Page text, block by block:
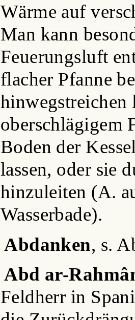
Wärme auf
Man kann
Feuerungsluft
flacher Pfanne
hinwegstreichen
oberschlägigem
Boden der
lassen, oder sie
hinzuleiten (A.
Wasserbade).
Abdanken, s.
Abd ar-
Feldherr in